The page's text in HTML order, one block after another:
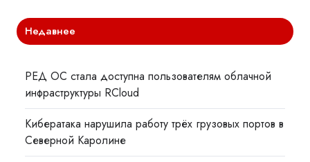
Недавнее
РЕД ОС стала доступна пользователям облачной
инфраструктуры RCloud
Кибератака нарушила работу трёх грузовых портов в
Северной Каролине